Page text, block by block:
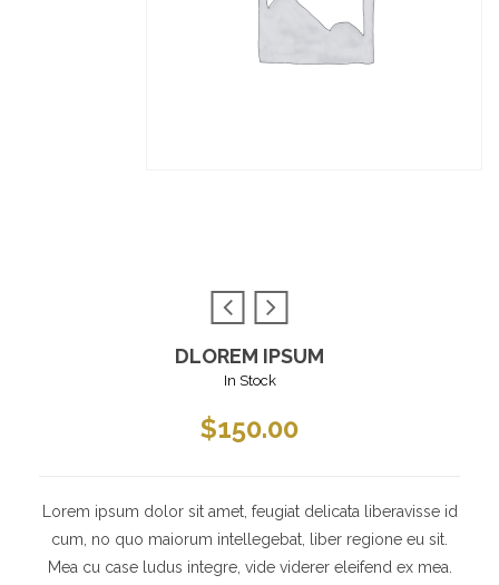
DLOREM IPSUM
In Stock
$150.00
Lorem ipsum dolor sit amet, feugiat delicata liberavisse id
cum, no quo maiorum intellegebat, liber regione eu sit.
Mea cu case ludus integre, vide viderer eleifend ex mea.